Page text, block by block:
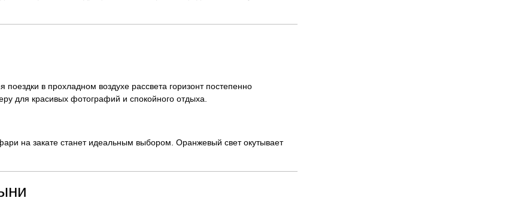
в прохладном воздухе рассвета горизонт постепенно
для красивых фотографий и спокойного отдыха.
на закате станет идеальным выбором. Оранжевый свет окутывает